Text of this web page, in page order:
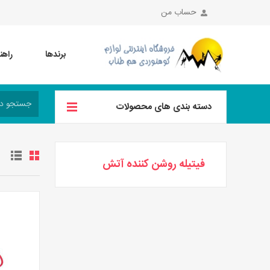
حساب من
برندها
دسته بندی های محصولات
فیتیله روشن کننده آتش